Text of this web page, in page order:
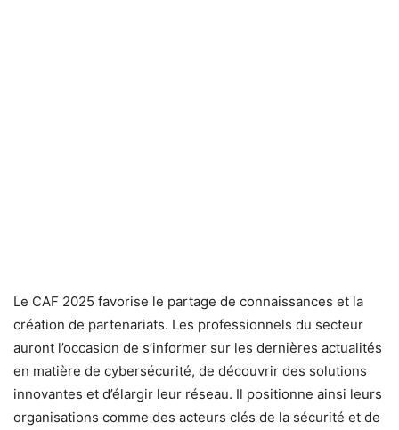
Le CAF 2025 favorise le partage de connaissances et la
création de partenariats. Les professionnels du secteur
auront l’occasion de s’informer sur les dernières actualités
en matière de cybersécurité, de découvrir des solutions
innovantes et d’élargir leur réseau. Il positionne ainsi leurs
organisations comme des acteurs clés de la sécurité et de